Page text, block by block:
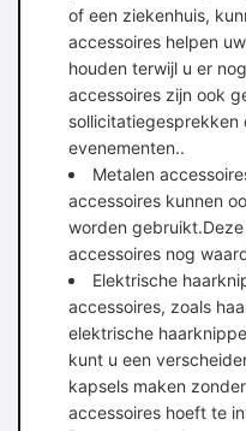
of een ziekenhuis,
accessoires helpen
houden terwijl u er
accessoires zijn ook
sollicitatiegesprekken
evenementen..
Metalen
accessoires kunnen
worden
accessoires nog
Elektrische
accessoires, zoals
elektrische
kunt u een
kapsels maken
accessoires hoeft te